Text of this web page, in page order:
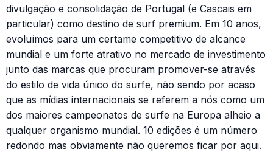
divulgação e consolidação de Portugal (e Cascais em
particular) como destino de surf premium. Em 10 anos,
evoluímos para um certame competitivo de alcance
mundial e um forte atrativo no mercado de investimento
junto das marcas que procuram promover-se através
do estilo de vida único do surfe, não sendo por acaso
que as mídias internacionais se referem a nós como um
dos maiores campeonatos de surfe na Europa alheio a
qualquer organismo mundial. 10 edições é um número
redondo mas obviamente não queremos ficar por aqui.